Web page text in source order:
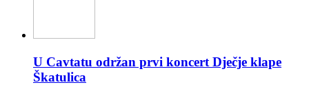
U Cavtatu održan prvi koncert Dječje klape
Škatulica